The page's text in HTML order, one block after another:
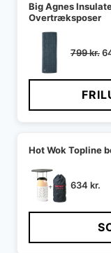
Big Agnes
Overtræksposer
799kr.
Hot Wok Topline
634 kr.